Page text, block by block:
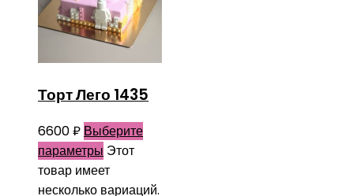
Торт Лего 1435
6600₽ Выберите
параметры Этот
товар имеет
несколько вариаций.